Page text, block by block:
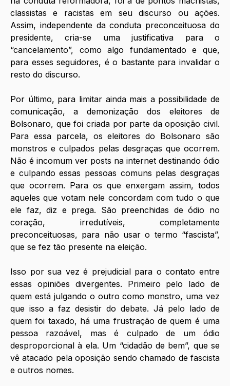
classistas e racistas em seu discurso ou ações.
Assim, independente da conduta preconceituosa do
presidente, cria-se uma justificativa para o
“cancelamento”, como algo fundamentado e que,
para esses seguidores, é o bastante para invalidar o
resto do discurso.
Por último, para limitar ainda mais a possibilidade de
comunicação, a demonização dos eleitores de
Bolsonaro, que foi criada por parte da oposição civil.
Para essa parcela, os eleitores do Bolsonaro são
monstros e culpados pelas desgraças que ocorrem.
Não é incomum ver posts na internet destinando ódio
e culpando essas pessoas comuns pelas desgraças
que ocorrem. Para os que enxergam assim, todos
aqueles que votam nele concordam com tudo o que
ele faz, diz e prega. São preenchidas de ódio no
coração, irredutíveis, completamente
preconceituosas, para não usar o termo “fascista”,
que se fez tão presente na eleição.
Isso por sua vez é prejudicial para o contato entre
essas opiniões divergentes. Primeiro pelo lado de
quem está julgando o outro como monstro, uma vez
que isso a faz desistir do debate. Já pelo lado de
quem foi taxado, há uma frustração de quem é uma
pessoa razoável, mas é culpado de um ódio
desproporcional à ela. Um “cidadão de bem”, que se
vê atacado pela oposição sendo chamado de fascista
e outros nomes.